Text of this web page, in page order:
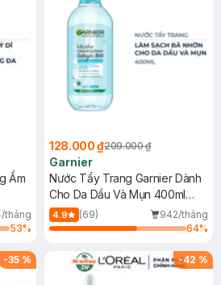
Ẩm
tháng
53%
128.000 ₫209.000 ₫
Garnier
Nước Tẩy Trang Garnier Dành
Cho Da Dầu Và Mụn 400ml
(Mới)
4.9 (69)
942/tháng
64%
-35 % -42 %